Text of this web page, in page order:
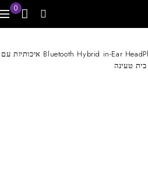
0
פיצי PiZZi – זוג אוזניות מיני Bluetooth Hybrid in-Ear HeadPhones איכותיות עם
בית טעינה